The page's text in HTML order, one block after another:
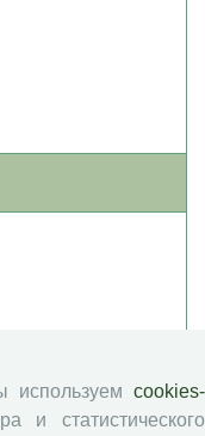
используем cookies-
и статистического